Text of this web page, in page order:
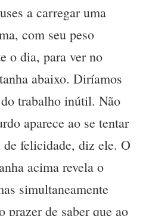
a carregar uma
com seu peso
o dia, para ver no
abaixo. Diríamos
trabalho inútil. Não
aparece ao se tentar
de felicidade, diz ele. O
acima revela o
simultaneamente
prazer de saber que ao